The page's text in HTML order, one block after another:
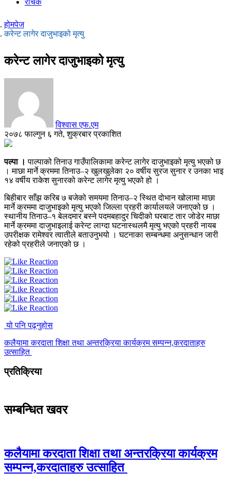
रोचक
होमपेज
करेन्ट लागेर दाजुभाइको मृत्यु
करेन्ट लागेर दाजुभाइको मृत्यु
विश्वास एफ.एम
२०७८ फाल्गुन ६ गते, शुक्रबार प्रकाशित
पल्पा ।पाल्पाको तिनाउ गाउँपालिकामा करेन्ट लागेर दाजुभाइको मृत्यु भएको छ
। माछा मार्ने क्रममा तिनाउ–२ खुलखुलेका २० वर्षीय सुरज सुनार र उनका भाइ
१४ वर्षीय राकेश सुनारको करेन्ट लागेर मृत्यु भएको हो ।
बिहीबार साँझ करिब ७ बजेको समयमा तिनाउ–२ स्थित दोभान खोलामा माछा
मार्ने क्रममा दाजुभाइको मृत्यु भएको जिल्ला प्रहरी कार्यालयले जनाएको छ ।
स्थानीय तिनाउ–१ बेलदमार बस्ने पदमबहादुर चिदीको घरबाट तार जोडेर माछा
मार्ने क्रममा दाजुभाइलाई करेन्ट लाग्दा घटनास्थलमै मृत्यु भएको प्रहरी नायब
उपरीक्षक रामेश्वर त्वातीले बताउनुभयो । घटनाका सम्बन्धमा अनुसन्धान जारी
रहेको प्रहरीले जनाएको छ ।
यो पनि पढ्नुहोस
कलैयामा करदाता शिक्षा तथा अन्तरक्रिया कार्यक्रम सम्पन्न,करदाताहरु
उत्साहित
प्रतिक्रिया
सम्बन्धित खवर
कलैयामा करदाता शिक्षा तथा अन्तरक्रिया कार्यक्रम
सम्पन्न,करदाताहरु उत्साहित